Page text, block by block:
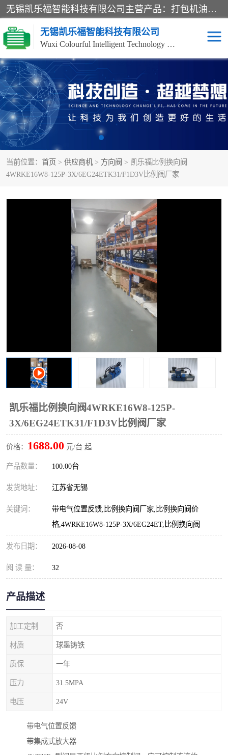
无锡凯乐福智能科技有限公司主营产品：打包机油泵、风冷式油冷却器、液压阀、液压泵、冷却器、过滤器及气动元器件。公司主导生产齿轮泵、齿轮马达、液压阀等产品。共计100多个系列、3000余种规格。覆盖了液压系统的动力元件、控制元件和执行元件，具备较强的成套供货、服务能力。
无锡凯乐福智能科技有限公司
Wuxi Colourful Intelligent Technology Co., Ltd
当前位置： 首页 > 供应商机 > 方向阀 > 凯乐福比例换向阀
4WRKE16W8-125P-3X/6EG24ETK31/F1D3V比例阀厂家
凯乐福比例换向阀4WRKE16W8-125P-
3X/6EG24ETK31/F1D3V比例阀厂家
价格： 1688.00 元/台 起
产品数量： 100.00台
发货地址： 江苏省无锡
关键词：
带电气位置反馈,比例换向阀厂家,比例换向阀价
格,4WRKE16W8-125P-3X/6EG24ET,比例换向阀
发布日期： 2026-08-08
阅 读 量： 32
产品描述
加工定制 否
材质 球墨铸铁
质保 一年
压力 31.5MPA
电压 24V
带电气位置反馈
带集成式放大器
齿轮泵 机床冷却泵
风冷式油冷却器 叶片泵
液压马达
柱塞泵 方向阀
电机
列管式油冷却器